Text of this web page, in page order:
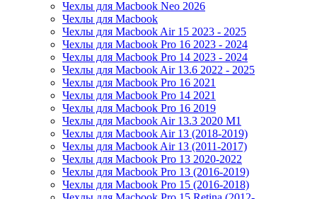
Чехлы для Macbook Neo 2026
Чехлы для Macbook
Чехлы для Macbook Air 15 2023 - 2025
Чехлы для Macbook Pro 16 2023 - 2024
Чехлы для Macbook Pro 14 2023 - 2024
Чехлы для Macbook Air 13.6 2022 - 2025
Чехлы для Macbook Pro 16 2021
Чехлы для Macbook Pro 14 2021
Чехлы для Macbook Pro 16 2019
Чехлы для Macbook Air 13.3 2020 M1
Чехлы для Macbook Air 13 (2018-2019)
Чехлы для Macbook Air 13 (2011-2017)
Чехлы для Macbook Pro 13 2020-2022
Чехлы для Macbook Pro 13 (2016-2019)
Чехлы для Macbook Pro 15 (2016-2018)